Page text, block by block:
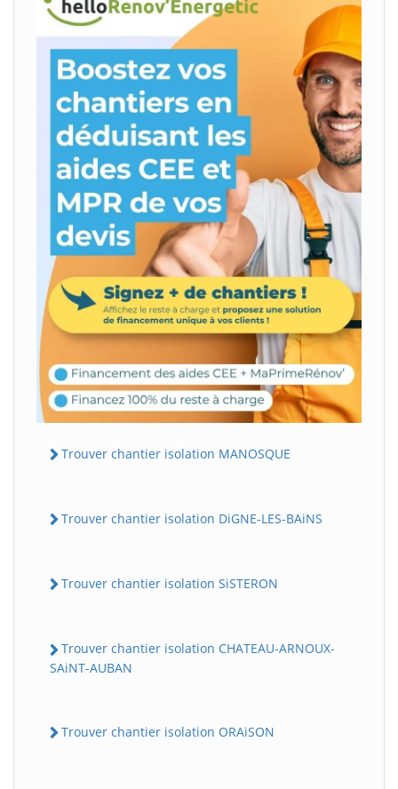
Trouver chantier isolation MANOSQUE
Trouver chantier isolation DiGNE-LES-BAiNS
Trouver chantier isolation SiSTERON
Trouver chantier isolation CHATEAU-ARNOUX-
SAiNT-AUBAN
Trouver chantier isolation ORAiSON